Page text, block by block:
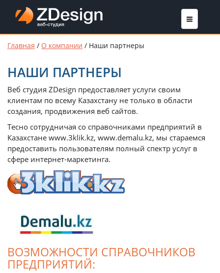
Главная / О компании / Наши партнеры
НАШИ ПАРТНЕРЫ
Веб студия ZDesign предоставляет услуги своим
клиентам по всему Казахстану не только в области
создания, продвижения веб сайтов.
Тесно сотрудничая со справочниками предприятий в
Казахстане www.3klik.kz, www.demalu.kz, мы стараемся
предоставить пользователям полный спектр услуг в
сфере интернет-маркетинга.
ВОЗМОЖНОСТИ СПРАВОЧНИКОВ
ПРЕДПРИЯТИЙ: